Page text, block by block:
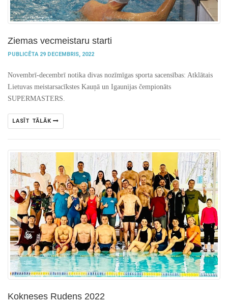
Ziemas vecmeistaru starti
PUBLICĒTA 29 DECEMBRIS, 2022
Novembrī-decembrī notika divas nozīmīgas sporta sacensības: Atklātais
Lietuvas meistarsacīkstes Kauņā un Igaunijas čempionāts
SUPERMASTERS.
LASĪT TĀLĀK
Kokneses Rudens 2022